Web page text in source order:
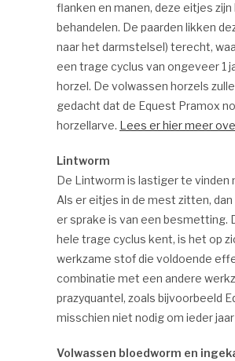
flanken en manen, deze eitjes
behandelen. De paarden likken
naar het darmstelsel) terecht,
een trage cyclus van ongeveer 1
horzel. De volwassen horzels
gedacht dat de Equest Pramox
horzellarve. Lees er hier meer
Lintworm
De Lintworm is lastiger te vinden
Als er eitjes in de mest zitten,
er sprake is van een besmetting.
hele trage cyclus kent, is het op
werkzame stof die voldoende
combinatie met een andere
prazyquantel, zoals bijvoorbeeld
misschien niet nodig om ieder
Volwassen bloedworm en